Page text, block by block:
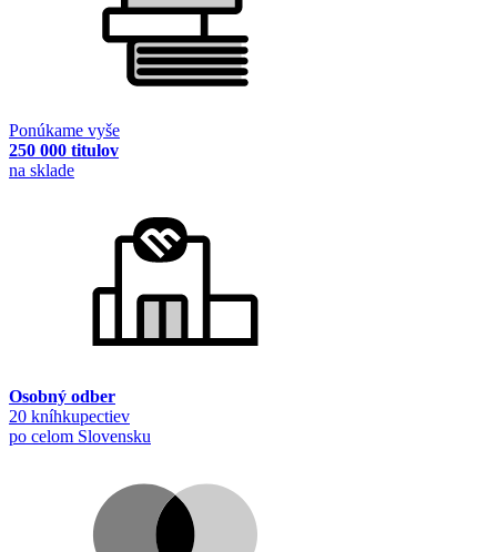
Ponúkame vyše
250 000 titulov
na sklade
Osobný odber
20 kníhkupectiev
po celom Slovensku